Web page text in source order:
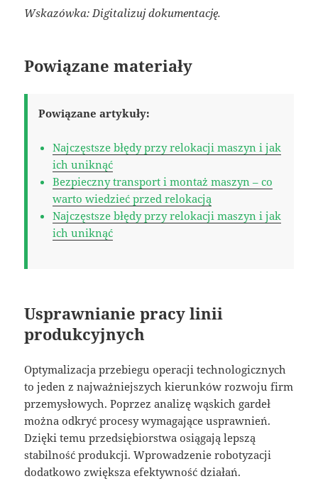
Wskazówka: Digitalizuj dokumentację.
Powiązane materiały
Powiązane artykuły:
Najczęstsze błędy przy relokacji maszyn i jak
ich uniknąć
Bezpieczny transport i montaż maszyn – co
warto wiedzieć przed relokacją
Najczęstsze błędy przy relokacji maszyn i jak
ich uniknąć
Usprawnianie pracy linii
produkcyjnych
Optymalizacja przebiegu operacji technologicznych
to jeden z najważniejszych kierunków rozwoju firm
przemysłowych. Poprzez analizę wąskich gardeł
można odkryć procesy wymagające usprawnień.
Dzięki temu przedsiębiorstwa osiągają lepszą
stabilność produkcji. Wprowadzenie robotyzacji
dodatkowo zwiększa efektywność działań.